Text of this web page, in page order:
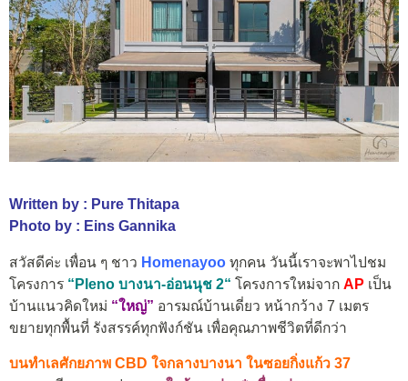
Written by : Pure Thitapa
Photo by : Eins Gannika
สวัสดีค่ะ เพื่อน ๆ ชาว Homenayoo ทุกคน วันนี้เราจะพาไปชม
โครงการ “ Pleno บางนา-อ่อนนุช 2“ โครงการใหม่จาก AP เป็น
บ้านแนวคิดใหม่ “ใหญ่” อารมณ์บ้านเดี่ยว หน้ากว้าง 7 เมตร
ขยายทุกพื้นที่ รังสรรค์ทุกฟังก์ชัน เพื่อคุณภาพชีวิตที่ดีกว่า
บนทำเลศักยภาพ CBD ใจกลางบางนา ในซอยกิ่งแก้ว 37